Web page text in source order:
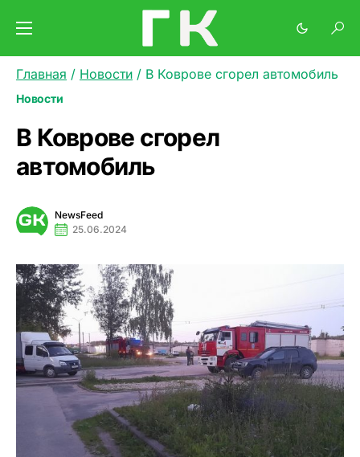
Главная / Новости / В Коврове сгорел автомобиль
Новости
В Коврове сгорел
автомобиль
NewsFeed
25.06.2024